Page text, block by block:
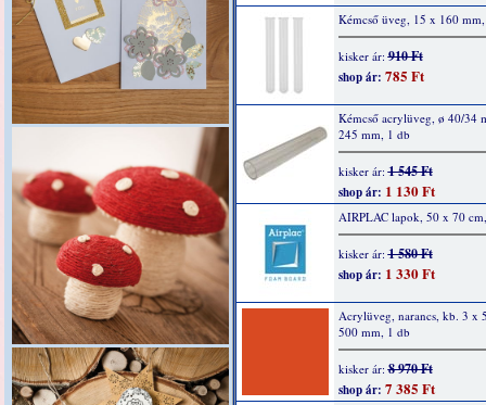
Kémcső üveg, 15 x 160
kisker ár:910 Ft
shop ár: 785 Ft
Kémcső acrylüveg, ø 40/34
245 mm, 1 db
kisker ár:1 545 Ft
shop ár: 1 130 Ft
AIRPLAC lapok, 50 x 70
kisker ár:1 580 Ft
shop ár: 1 330 Ft
Acrylüveg, narancs, kb. 3 x
500 mm, 1 db
kisker ár:8 970 Ft
shop ár: 7 385 Ft